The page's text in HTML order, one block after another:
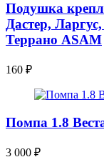
Подушка
Дастер,
Террано ASAM
160 ₽
Помпа 1.8
3 000 ₽